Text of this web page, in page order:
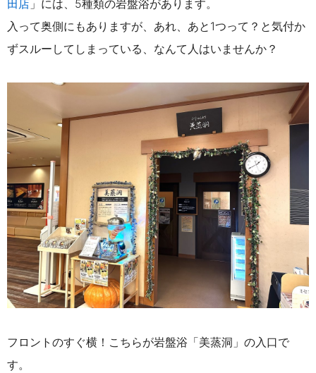
田店 」には、5種類の岩盤浴があります。
入って奥側にもありますが、あれ、あと1つって？と気付か
ずスルーしてしまっている、なんて人はいませんか？
フロントのすぐ横！こちらが岩盤浴「美蒸洞」の入口で
す。